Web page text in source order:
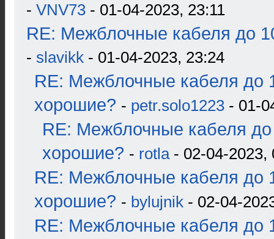
- VNV73 - 01-04-2023, 23:11
RE: Межблочные кабеля до
- slavikk - 01-04-2023, 23:24
RE: Межблочные кабеля до
хорошие? - petr.solo1223 - 01-
RE: Межблочные кабеля до
хорошие? - rotla- 02-04-2023,
RE: Межблочные кабеля до
хорошие? - bylujnik - 02-04-
RE: Межблочные кабеля до